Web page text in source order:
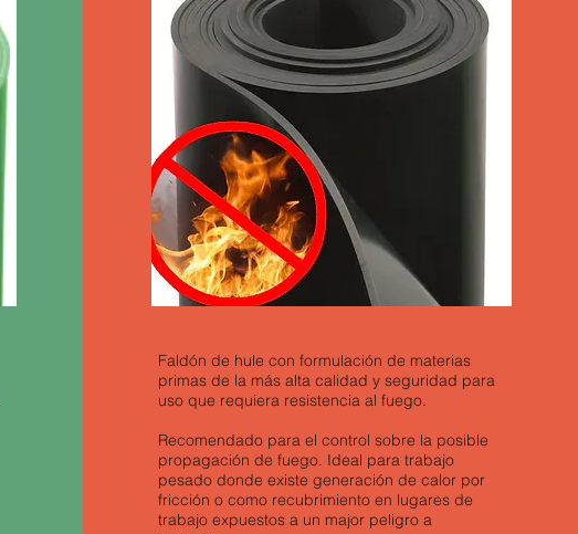
Faldón de hule con formulación de materias
primas de la más alta calidad y seguridad para
uso que requiera resistencia al fuego.
Recomendado para el control sobre la posible
propagación de fuego. Ideal para trabajo
pesado donde existe generación de calor por
fricción o como recubrimiento en lugares de
trabajo expuestos a un major peligro a